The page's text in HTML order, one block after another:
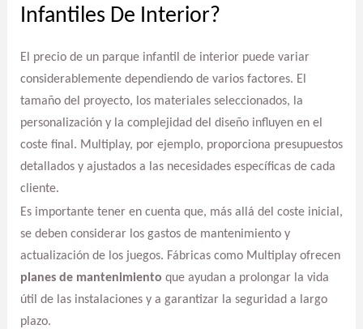
Infantiles De Interior?
El precio de un parque infantil de interior puede variar
considerablemente dependiendo de varios factores. El
tamaño del proyecto, los materiales seleccionados, la
personalización y la complejidad del diseño influyen en el
coste final. Multiplay, por ejemplo, proporciona presupuestos
detallados y ajustados a las necesidades específicas de cada
cliente.
Es importante tener en cuenta que, más allá del coste inicial,
se deben considerar los gastos de mantenimiento y
actualización de los juegos. Fábricas como Multiplay ofrecen
planes de mantenimiento que ayudan a prolongar la vida
útil de las instalaciones y a garantizar la seguridad a largo
plazo.